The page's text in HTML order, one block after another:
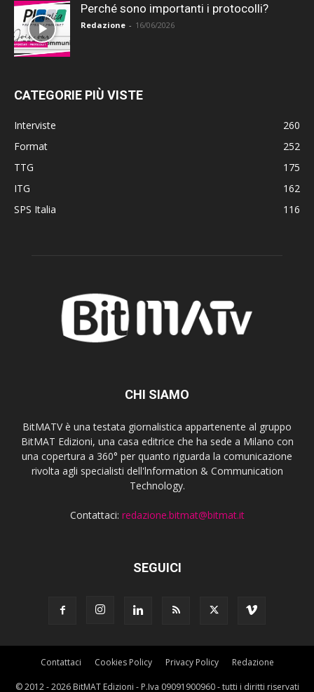
Perché sono importanti i protocolli?
Redazione - 16/06/2026
CATEGORIE PIÙ VISTE
Interviste
260
Format
252
TTG
175
ITG
162
SPS Italia
116
CHI SIAMO
BitMATV è una testata giornalistica appartenente al gruppo
BitMAT Edizioni, una casa editrice che ha sede a Milano con
una copertura a 360° per quanto riguarda la comunicazione
rivolta agli specialisti dell'lnformation & Communication
Technology.
Contattaci: redazione.bitmat@bitmat.it
SEGUICI
Contattaci Cookies Policy Privacy Policy Redazione
© 2012 - 2026 BitMAT Edizioni - P.Iva 09091900960 - tutti i diritti riservati